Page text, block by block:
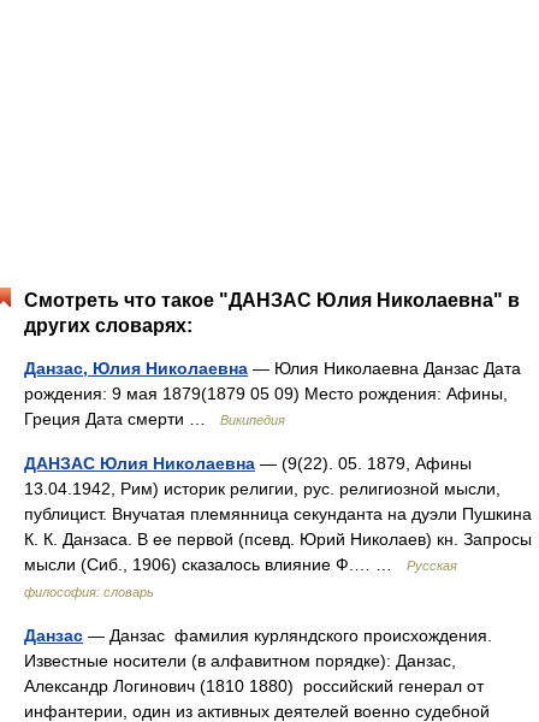
Смотреть что такое "ДАНЗАС Юлия Николаевна" в
других словарях:
Данзас, Юлия Николаевна — Юлия Николаевна Данзас Дата
рождения: 9 мая 1879(1879 05 09) Место рождения: Афины,
Греция Дата смерти …
Википедия
ДАНЗАС Юлия Николаевна — (9(22). 05. 1879, Афины
13.04.1942, Рим) историк религии, рус. религиозной мысли,
публицист. Внучатая племянница секунданта на дуэли Пушкина
К. К. Данзаса. В ее первой (псевд. Юрий Николаев) кн. Запросы
мысли (Сиб., 1906) сказалось влияние Ф.… …
Русская
философия: словарь
Данзас — Данзас фамилия курляндского происхождения.
Известные носители (в алфавитном порядке): Данзас,
Александр Логинович (1810 1880) российский генерал от
инфантерии, один из активных деятелей военно судебной